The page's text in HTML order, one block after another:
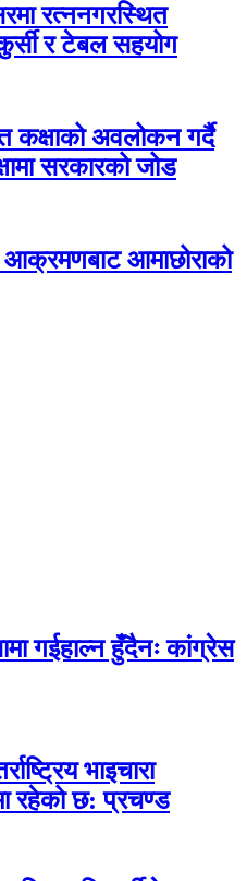
रत्ननगरस्थित
र टेबल सहयोग
कक्षाको अवलोकन गर्दै
सरकारको जोड
आक्रमणबाट आमाछोराको
गईहाल्न हुँदैनः कांग्रेस
भाइचारा
रहेको छ: प्रचण्ड